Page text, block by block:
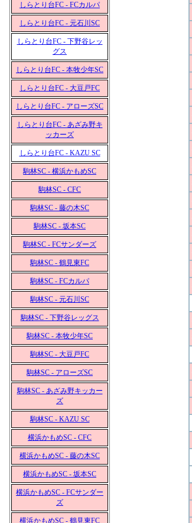
しらとり台FC - FCカルパ
しらとり台FC - 元石川SC
しらとり台FC - 下野谷レッ
グス
しらとり台FC - 本牧少年SC
しらとり台FC - 大豆戸FC
しらとり台FC - アローズSC
しらとり台FC - あざみ野キ
ッカーズ
しらとり台FC - KAZU SC
駒林SC - 横浜かもめSC
駒林SC - CFC
駒林SC - 藤の木SC
駒林SC - 坂本SC
駒林SC - FCサンダーズ
駒林SC - 鶴見東FC
駒林SC - FCカルパ
駒林SC - 元石川SC
駒林SC - 下野谷レッグス
駒林SC - 本牧少年SC
駒林SC - 大豆戸FC
駒林SC - アローズSC
駒林SC - あざみ野キッカー
ズ
駒林SC - KAZU SC
横浜かもめSC - CFC
横浜かもめSC - 藤の木SC
横浜かもめSC - 坂本SC
横浜かもめSC - FCサンダー
ズ
横浜かもめSC - 鶴見東FC